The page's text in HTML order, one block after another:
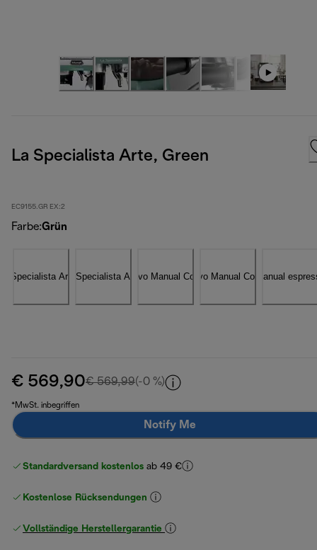
La Specialista Arte, Green
EC9155.GR EX:2
Farbe:Grün
€ 569,90€ 569,99Originalpreis € 569,99
(-0 %)
*MwSt. inbegriffen
Notify Me
Standardversand kostenlos ab 49 €
Kostenlose Rücksendungen
Vollständige Herstellergarantie